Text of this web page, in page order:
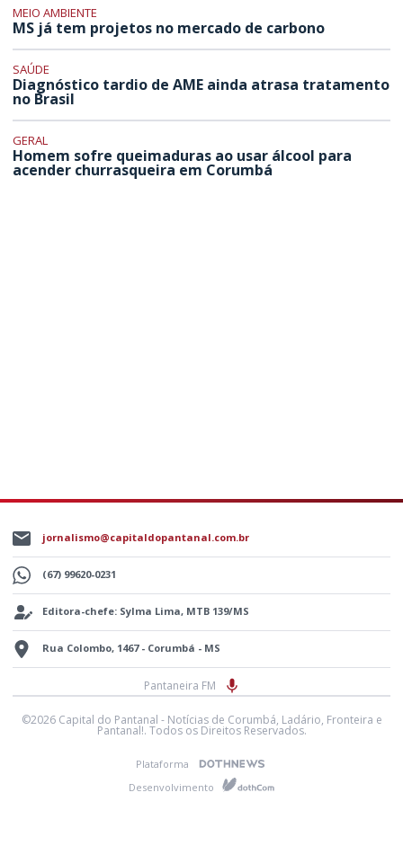
MEIO AMBIENTE
MS já tem projetos no mercado de carbono
SAÚDE
Diagnóstico tardio de AME ainda atrasa tratamento
no Brasil
GERAL
Homem sofre queimaduras ao usar álcool para
acender churrasqueira em Corumbá
jornalismo@capitaldopantanal.com.br
(67) 99620-0231
Editora-chefe: Sylma Lima, MTB 139/MS
Rua Colombo, 1467 - Corumbá - MS
Pantaneira FM
©2026 Capital do Pantanal - Notícias de Corumbá, Ladário, Fronteira e
Pantanal!. Todos os Direitos Reservados.
Plataforma
Desenvolvimento